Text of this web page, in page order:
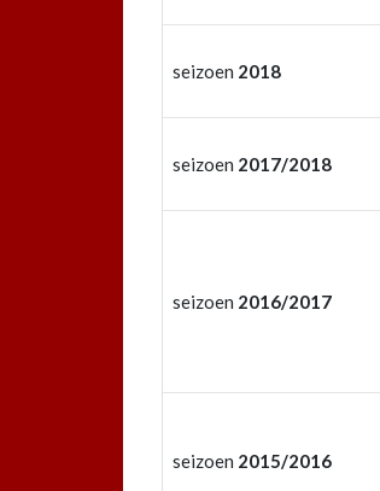
seizoen 2018
seizoen 2017/2018
seizoen 2016/2017
seizoen 2015/2016